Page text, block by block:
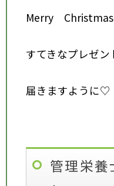
Merry Christmas
すてきなプレゼン
届きますように♡
管理栄養